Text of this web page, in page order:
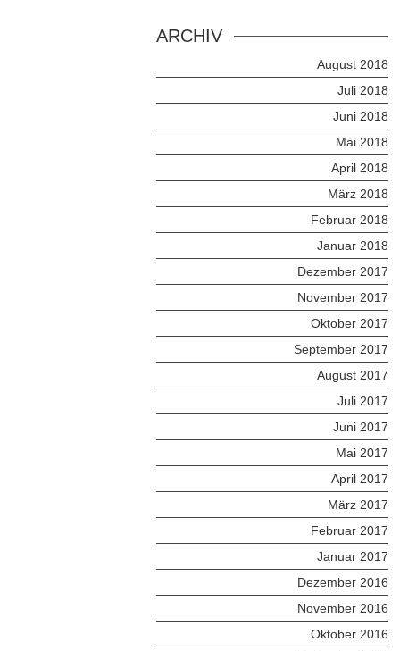
ARCHIV
August 2018
Juli 2018
Juni 2018
Mai 2018
April 2018
März 2018
Februar 2018
Januar 2018
Dezember 2017
November 2017
Oktober 2017
September 2017
August 2017
Juli 2017
Juni 2017
Mai 2017
April 2017
März 2017
Februar 2017
Januar 2017
Dezember 2016
November 2016
Oktober 2016